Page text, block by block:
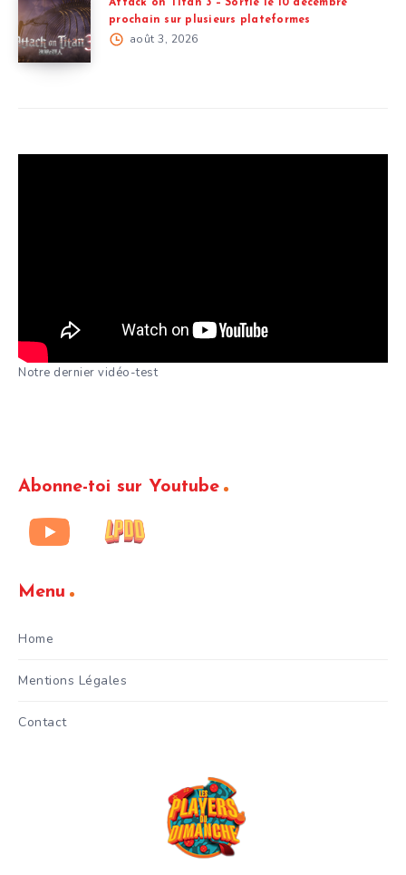
Attack on Titan 3 – Sortie le 10 décembre
prochain sur plusieurs plateformes
août 3, 2026
Notre dernier vidéo-test
Abonne-toi sur Youtube
Menu
Home
Mentions Légales
Contact